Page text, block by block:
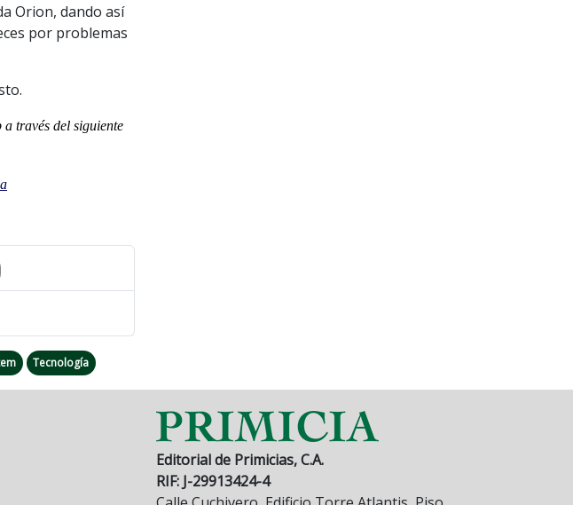
Orion, dando así
por problemas
través del siguiente
Tecnología
Editorial de Primicias, C.A.
RIF: J-29913424-4